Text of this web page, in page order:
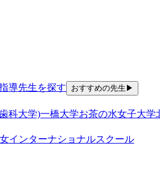
導先生を探す おすすめの先生 ▶
科大学)一橋大学お茶の水女子大学
インターナショナルスクール